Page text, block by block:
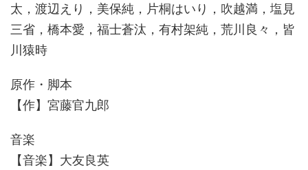
太，渡辺えり，美保純，片桐はいり，吹越満，塩見
三省，橋本愛，福士蒼汰，有村架純，荒川良々，皆
川猿時
原作・脚本
【作】宮藤官九郎
音楽
【音楽】大友良英